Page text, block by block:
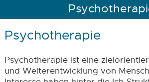
Psychotherapie
Psychotherapie ist eine
und Weiterentwicklung von